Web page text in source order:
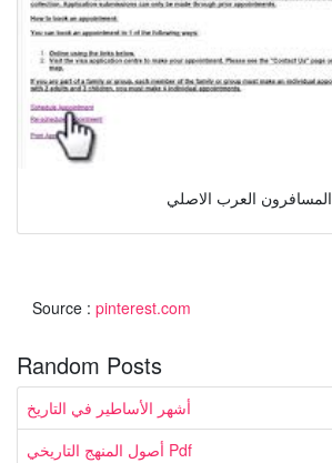
المسافرون العرب الاصلي
Source : pinterest.com
Random Posts
أشهر الأساطير في التاريخ
أصول المنهج التاريخي Pdf